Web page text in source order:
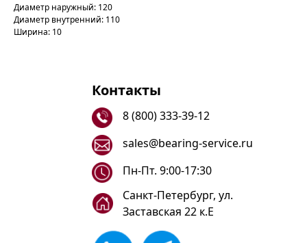
Диаметр наружный: 120
Диаметр внутренний: 110
Ширина: 10
Контакты
8 (800) 333-39-12
sales@bearing-service.ru
Санкт-Петербург, ул.
Заставская 22 к.Е
Пн-Пт. 9:00-17:30